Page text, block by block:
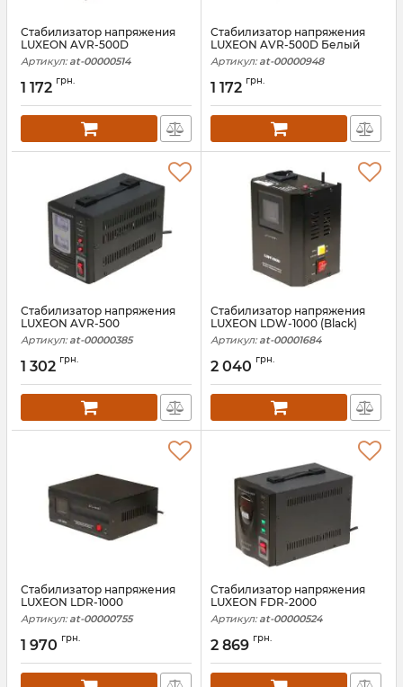
Стабилизатор напряжения
LUXEON AVR-500D
Артикул: at-00000514
1 172 грн.
Стабилизатор напряжения
LUXEON AVR-500D Белый
Артикул: at-00000948
1 172 грн.
Стабилизатор напряжения
LUXEON AVR-500
Артикул: at-00000385
1 302 грн.
Стабилизатор напряжения
LUXEON LDW-1000 (Black)
Артикул: at-00001684
2 040 грн.
Стабилизатор напряжения
LUXEON LDR-1000
Артикул: at-00000755
1 970 грн.
Стабилизатор напряжения
LUXEON FDR-2000
Артикул: at-00000524
2 869 грн.